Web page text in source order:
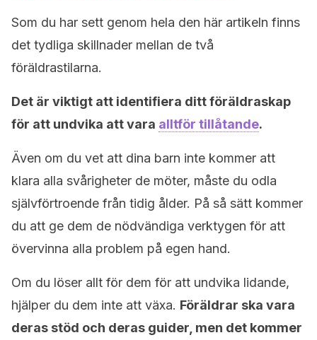
Som du har sett genom hela den här artikeln finns
det tydliga skillnader mellan de två
föräldrastilarna.
Det är viktigt att identifiera ditt föräldraskap
för att undvika att vara alltför tillåtande.
Även om du vet att dina barn inte kommer att
klara alla svårigheter de möter, måste du odla
självförtroende från tidig ålder. På så sätt kommer
du att ge dem de nödvändiga verktygen för att
övervinna alla problem på egen hand.
Om du löser allt för dem för att undvika lidande,
hjälper du dem inte att växa. Föräldrar ska vara
deras stöd och deras guider, men det kommer